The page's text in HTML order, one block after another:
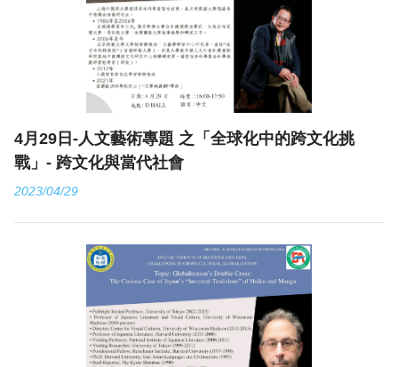
4月29日-人文藝術專題 之「全球化中的跨文化挑
戰」- 跨文化與當代社會
2023/04/29